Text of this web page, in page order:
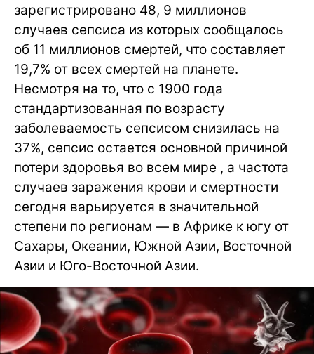
зарегистрировано 48, 9 миллионов
случаев сепсиса из которых сообщалось
об 11 миллионов смертей, что составляет
19,7% от всех смертей на планете.
Несмотря на то, что с 1900 года
стандартизованная по возрасту
заболеваемость сепсисом снизилась на
37%, сепсис остается основной причиной
потери здоровья во всем мире , а частота
случаев заражения крови и смертности
сегодня варьируется в значительной
степени по регионам — в Африке к югу от
Сахары, Океании, Южной Азии, Восточной
Азии и Юго-Восточной Азии.